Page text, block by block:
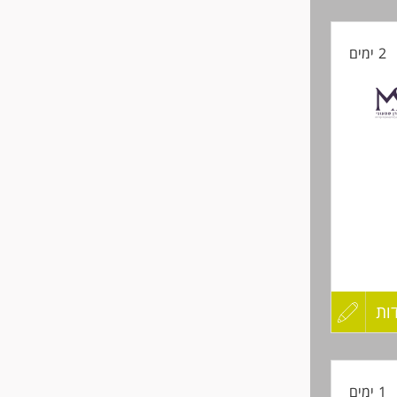
2 ימים
עדכון
1 ימים